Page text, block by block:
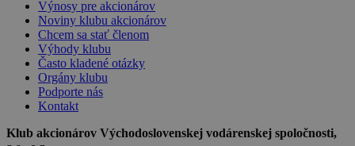
Výnosy pre akcionárov
Noviny klubu akcionárov
Chcem sa stať členom
Výhody klubu
Často kladené otázky
Orgány klubu
Podporte nás
Kontakt
Klub akcionárov Východoslovenskej vodárenskej spoločnosti,